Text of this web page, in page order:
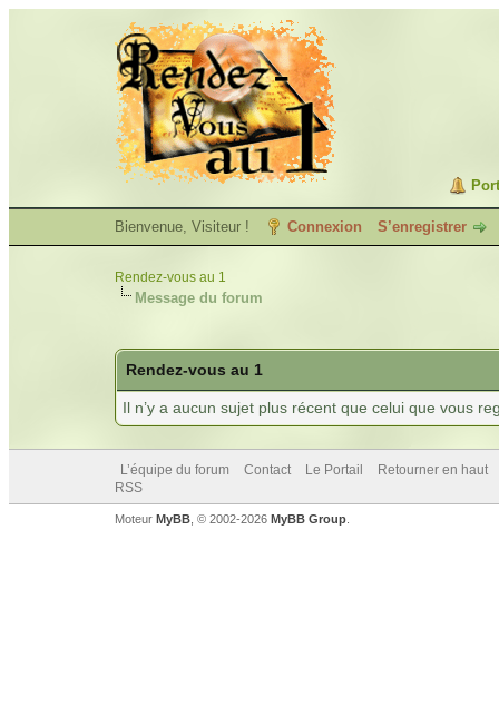
Bienvenue, Visiteur ! Connexion S’enregistrer
Rendez-vous au 1
Message du forum
Rendez-vous au 1
Il n’y a aucun sujet plus récent que celui que vous
L’équipe du forum Contact Le Portail
Retourner en haut
RSS
Moteur MyBB , © 2002-2026 MyBB Group